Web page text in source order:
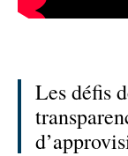
Les défis